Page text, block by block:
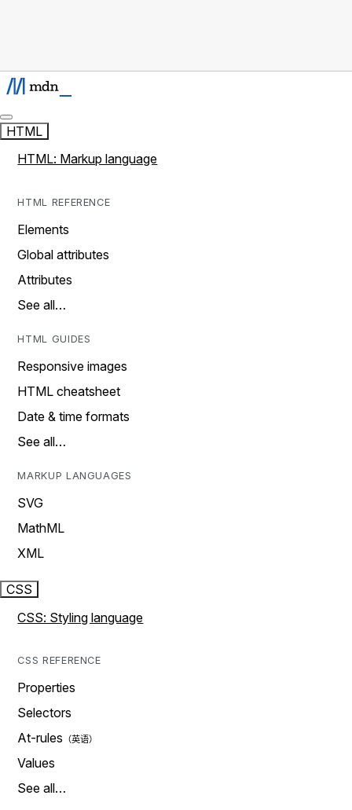
HTML
HTML: Markup language
HTML REFERENCE
Elements
Global attributes
Attributes
See all…
HTML GUIDES
Responsive images
HTML cheatsheet
Date & time formats
See all…
MARKUP LANGUAGES
SVG
MathML
XML
CSS
CSS: Styling language
CSS REFERENCE
Properties
Selectors
At-rules
Values
See all…